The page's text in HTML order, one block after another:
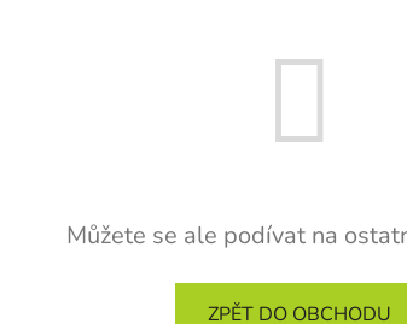
Můžete se ale podívat na
ZPĚT DO OBCHODU